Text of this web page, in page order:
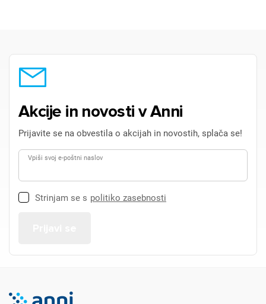
Akcije in novosti v Anni
Prijavite se na obvestila o akcijah in novostih, splača se!
Vpiši svoj e-poštni naslov
Strinjam se s politiko zasebnosti